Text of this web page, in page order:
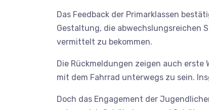
Das Feedback der Primarklassen
Gestaltung, die abwechslungsreichen
vermittelt zu bekommen.
Die Rückmeldungen zeigen auch erste
mit dem Fahrrad unterwegs zu sein.
Doch das Engagement der